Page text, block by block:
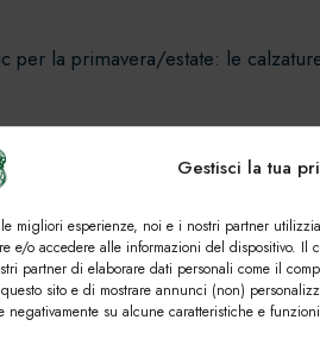
Gestisci la tua
migliori esperienze, noi e i nostri partner
e/o accedere alle informazioni del dispositivo. Il
partner di elaborare dati personali come il
sito e di mostrare annunci (non)
negativamente su alcune caratteristiche e
per la primavera/estate: le